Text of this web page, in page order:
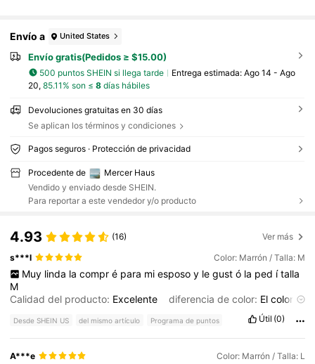
Envío a United States
Envío gratis(Pedidos ≥ $15.00)
500 puntos SHEIN si llega tarde Entrega estimada: Ago 14 - Ago
20, 85.11% son ≤ 8días hábiles
Devoluciones gratuitas en 30 días
Se aplican los términos y condiciones
Pagos seguros · Protección de privacidad
Procedente de
Mercer Haus
Vendido y enviado desde SHEIN.
Para reportar a este vendedor y/o producto
4.93 (16) Ver más
s***l Color: Marrón / Talla: M
Muy linda la compr é para mi esposo y le gust ó la ped ítalla
M
Calidad del producto: Excelente diferencia de color: Elcolor
Huele
nuevo
Ajuste:Fino
Desde SHEIN US del mismo artículo Programa de puntos Útil (0)
A***e Color: Marrón / Talla: L